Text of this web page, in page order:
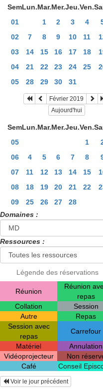
SemLun.Mar.Mer.Jeu.Ven.
01
1 2 3 4
02
7 8 9 10 11
03
14 15 16 17 18
04
21 22 23 24 25
05
28 29 30 31
Février 2019
Aujourd'hui
SemLun.Mar.Mer.Jeu.Ven.
05
1
06
4 5 6 7 8
07
11 12 13 14 15
08
18 19 20 21 22
09
25 26 27
28
Domaines :
Ressources :
Légende des réservations
Réunion
Réunion
repas
Collation
Session
Autre
Repas
Session avec
repas
Carrefour
Matériel
Annulation
Vidéoprojecteur
Non
Café
Conseil
Voir le jour précédent